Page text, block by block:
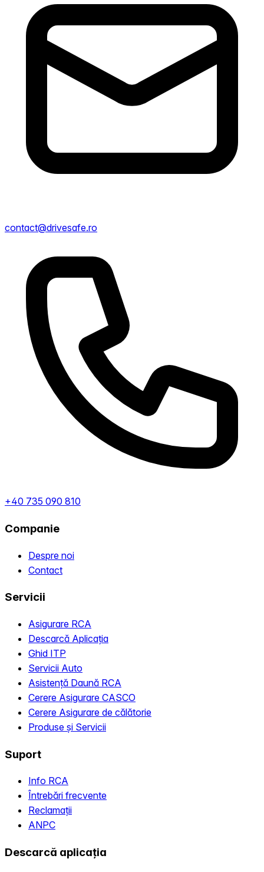
contact@drivesafe.ro
+40 735 090 810
Companie
Despre noi
Contact
Servicii
Asigurare RCA
Descarcă Aplicația
Ghid ITP
Servicii Auto
Asistență Daună RCA
Cerere Asigurare CASCO
Cerere Asigurare de călătorie
Produse și Servicii
Suport
Info RCA
Întrebări frecvente
Reclamații
ANPC
Descarcă aplicația